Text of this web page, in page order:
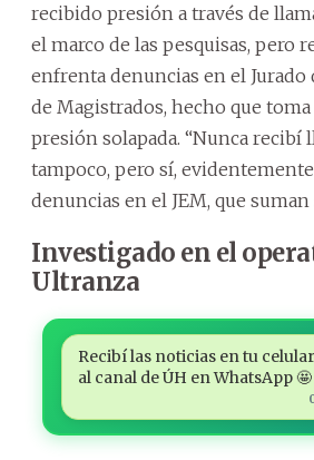
recibido presión a través de
el marco de las pesquisas, pero
enfrenta denuncias en el
de Magistrados, hecho que
presión solapada. “Nunca recibí
tampoco, pero sí,
denuncias en el JEM, que suman
Investigado en el
Ultranza
Recibí las noticias en tu
al canal de ÚH en WhatsApp 🤩